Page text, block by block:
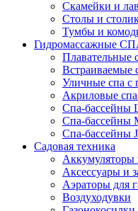
Скамейки и
Столы и
Тумбы и
Гидромассажные
Плавательные
Встраиваемые
Уличные спа с
Акриловые
Спа-бассейны
Спа-бассейны
Спа-бассейны
Садовая техника
Аккумуляторы
Аксессуары и
Аэраторы для
Воздуходувки